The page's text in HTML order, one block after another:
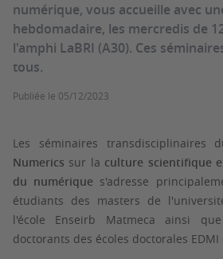
numérique, vous accueille avec
hebdomadaire, les mercredis de
l'amphi LaBRI (A30). Ces
tous.
Publiée le 05/12/2023
Les séminaires transdisciplinaires
Numerics sur la culture scientifique
du numérique s'adresse
étudiants des masters de
l'école Enseirb Matmeca ainsi
doctorants des écoles doctorales EDMI